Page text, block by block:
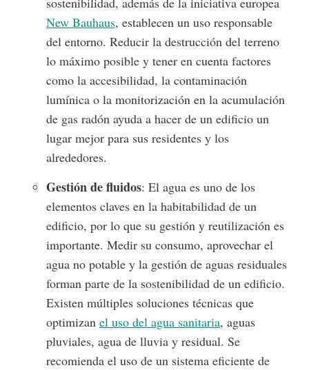
New Bauhaus, establecen un uso responsable
del entorno. Reducir la destrucción del terreno
lo máximo posible y tener en cuenta factores
como la accesibilidad, la contaminación
lumínica o la monitorización en la acumulación
de gas radón ayuda a hacer de un edificio un
lugar mejor para sus residentes y los
alrededores.
Gestión de fluidos: El agua es uno de los
elementos claves en la habitabilidad de un
edificio, por lo que su gestión y reutilización es
importante. Medir su consumo, aprovechar el
agua no potable y la gestión de aguas residuales
forman parte de la sostenibilidad de un edificio.
Existen múltiples soluciones técnicas que
optimizan el uso del agua sanitaria, aguas
pluviales, agua de lluvia y residual. Se
recomienda el uso de un sistema eficiente de